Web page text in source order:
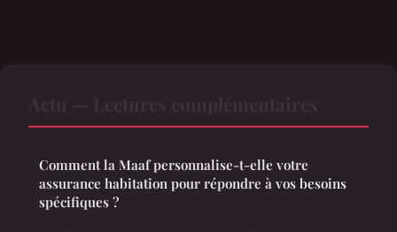
Comment la Maaf personnalise-t-elle votre
assurance habitation pour répondre à vos besoins
spécifiques ?